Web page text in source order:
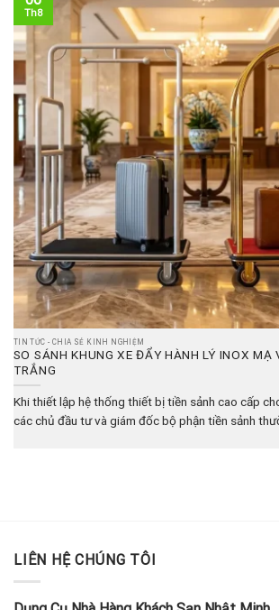
TIN TỨC - CHIA SẺ KINH NGHIỆM
SO SÁNH KHUNG XE ĐẨY HÀNH LÝ INOX MẠ
TRẮNG
Khi thiết lập hệ thống thiết bị tiền sảnh cao cấp
các chủ đầu tư và giám đốc bộ phận tiền sảnh
Th8
LIÊN HỆ CHÚNG TÔI